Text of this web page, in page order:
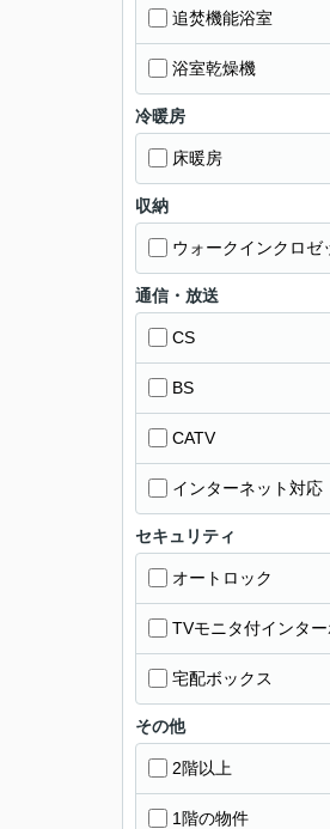
追焚機能浴室
浴室乾燥機
冷暖房
床暖房
収納
ウォークインクロゼ
通信・放送
CS
BS
CATV
インターネット対応
セキュリティ
オートロック
TVモニタ付インタ
宅配ボックス
その他
2階以上
1階の物件